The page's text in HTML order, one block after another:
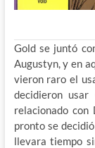
Gold se juntó
Augustyn, y en
vieron raro el
decidieron
relacionado con
pronto se
llevara tiempo